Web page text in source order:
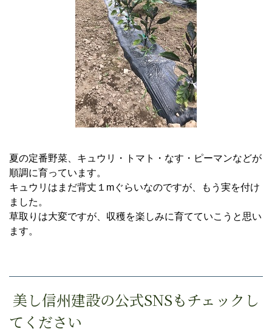
夏の定番野菜、キュウリ・トマト・なす・ピーマンなどが
順調に育っています。
キュウリはまだ背丈１mぐらいなのですが、もう実を付け
ました。
草取りは大変ですが、収穫を楽しみに育てていこうと思い
ます。
美し信州建設の公式SNSもチェックし
てください